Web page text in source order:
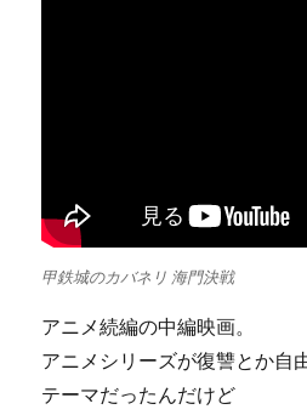
甲鉄城のカバネリ 海門決戦
アニメ続編の中編映画。
アニメシリーズが復讐とか自
テーマだったんだけど